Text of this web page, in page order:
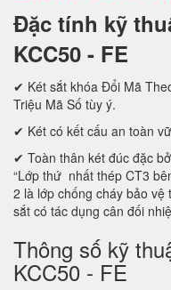
Đặc tính kỹ
KCC50 - FE
✔ Két sắt khóa Đổi Mã
Triệu Mã Số tùy ý.
✔ Két có kết cấu an toàn
✔ Toàn thân két đúc đặc
“Lớp thứ nhất thép CT3
2 là lớp chống cháy bảo
sắt có tác dụng cân đối
Thông số kỹ
KCC50 - FE